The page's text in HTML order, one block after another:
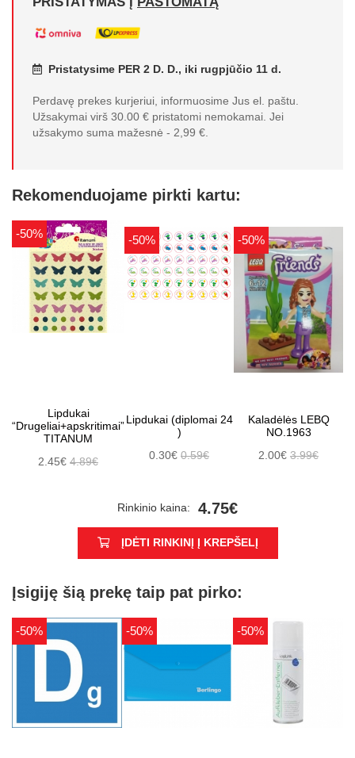
Pristatysime PER 2 D. D., iki rugpjūčio 11 d.
Perdavę prekes kurjeriui, informuosime Jus el. paštu.
Užsakymai virš 30.00 € pristatomi nemokamai. Jei
užsakymo suma mažesnė - 2,99 €.
Rekomenduojame pirkti kartu:
-50%
Lipdukai
“Drugeliai+apskritimai”
TITANUM
2.45€ 4.89€
-50%
Lipdukai (diplomai 24
)
0.30€ 0.59€
-50%
Kaladėlės LEBQ
NO.1963
2.00€ 3.99€
Rinkinio kaina: 4.75€
ĮDĖTI RINKINĮ Į KREPŠELĮ
Įsigiję šią prekę taip pat pirko:
-50% -50% -50%